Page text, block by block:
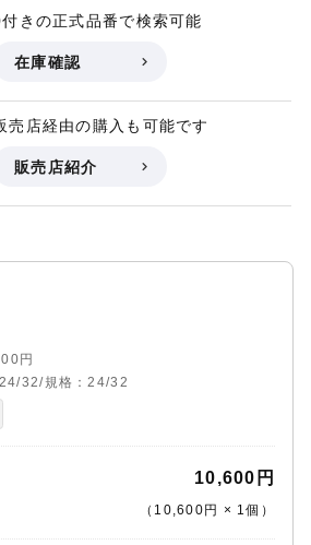
きの正式品番で検索可能
在庫確認
売店経由の購入も可能です
販売店紹介
円
32/規格：24/32
10,600円
（ 10,600円 × 1個 ）